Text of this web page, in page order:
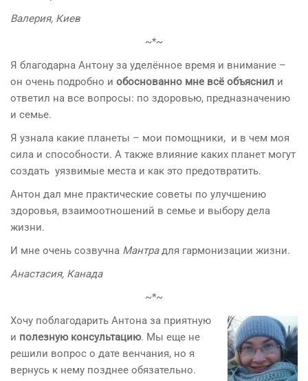
Валерия, Киев
~*~
Я благодарна Антону за уделённое время и внимание –
он очень подробно и обоснованно мне всё объяснил и
ответил на все вопросы: по здоровью, предназначению
и семье.
Я узнала какие планеты – мои помощники, и в чем моя
сила и способности. А также влияние каких планет могут
создать уязвимые места и как это предотвратить.
Антон дал мне практические советы по улучшению
здоровья, взаимоотношений в семье и выбору дела
жизни.
И мне очень созвучна Мантрадля гармонизации жизни.
Анастасия, Канада
~*~
Хочу поблагодарить Антона за приятную
и полезную консультацию. Мы еще не
решили вопрос о дате венчания, но я
вернусь к нему позднее обязательно.